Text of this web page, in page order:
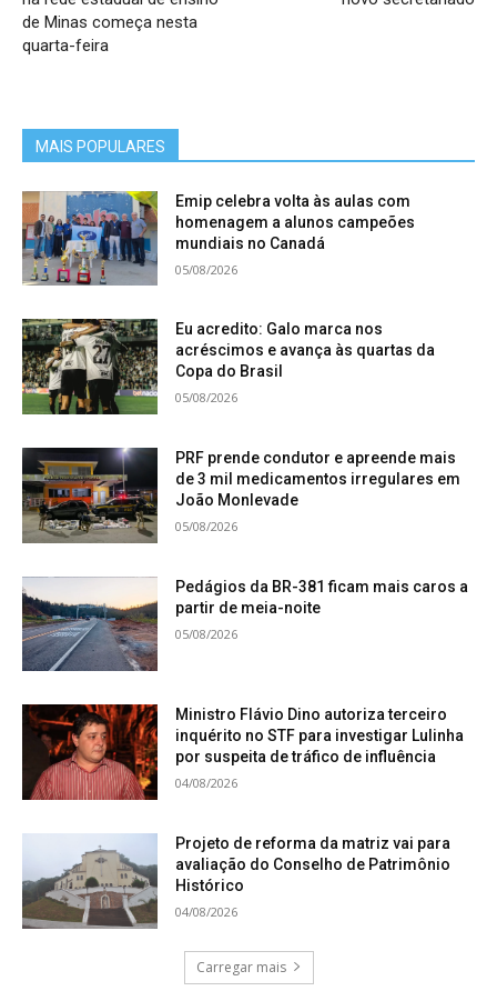
de Minas começa nesta
quarta-feira
MAIS POPULARES
Emip celebra volta às aulas com
homenagem a alunos campeões
mundiais no Canadá
05/08/2026
Eu acredito: Galo marca nos
acréscimos e avança às quartas da
Copa do Brasil
05/08/2026
PRF prende condutor e apreende mais
de 3 mil medicamentos irregulares em
João Monlevade
05/08/2026
Pedágios da BR-381 ficam mais caros a
partir de meia-noite
05/08/2026
Ministro Flávio Dino autoriza terceiro
inquérito no STF para investigar Lulinha
por suspeita de tráfico de influência
04/08/2026
Projeto de reforma da matriz vai para
avaliação do Conselho de Patrimônio
Histórico
04/08/2026
Carregar mais